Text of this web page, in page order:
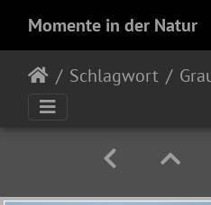
Momente in der Natur
Schlagwort